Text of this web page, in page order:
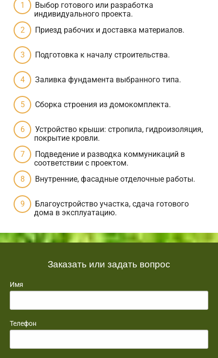
Выбор готового или разработка
индивидуального проекта.
Приезд рабочих и доставка материалов.
Подготовка к началу строительства.
Заливка фундамента выбранного типа.
Сборка строения из домокомплекта.
Устройство крыши: стропила, гидроизоляция,
покрытие кровли.
Подведение и разводка коммуникаций в
соответствии с проектом.
Внутренние, фасадные отделочные работы.
Благоустройство участка, сдача готового
дома в эксплуатацию.
Заказать или задать вопрос
Имя
Телефон